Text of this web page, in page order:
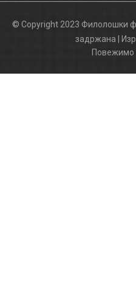
© Copyright 2023 Филолошки
задржана |
Повежимо